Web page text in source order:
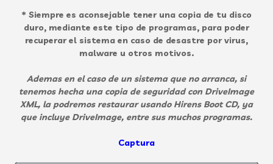
* Siempre es aconsejable tener una copia de tu disco
duro, mediante este tipo de programas, para poder
recuperar el sistema en caso de desastre por virus,
malware u otros motivos.
Ademas en el caso de un sistema que no arranca, si
tenemos hecha una copia de seguridad con DriveImage
XML, la podremos restaurar usando Hirens Boot CD, ya
que incluye DriveImage, entre sus muchos programas.
Captura